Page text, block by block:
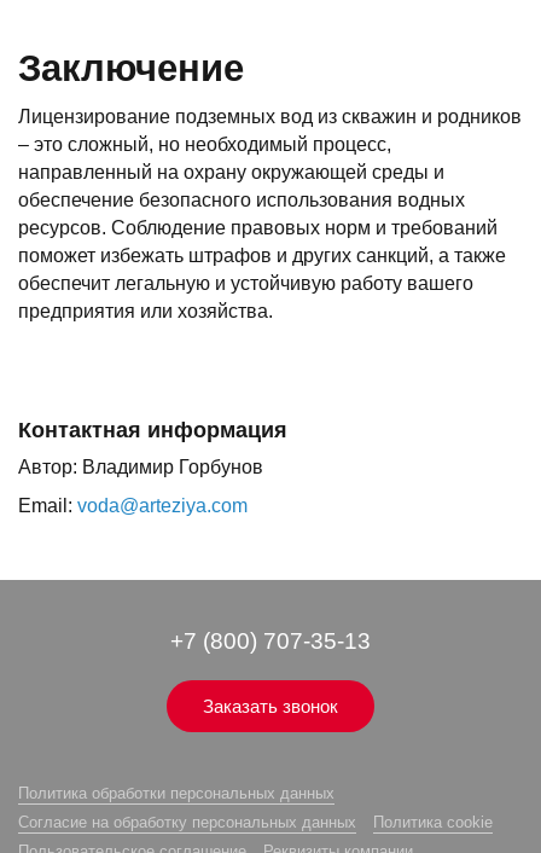
Заключение
Лицензирование подземных вод из скважин и родников
– это сложный, но необходимый процесс,
направленный на охрану окружающей среды и
обеспечение безопасного использования водных
ресурсов. Соблюдение правовых норм и требований
поможет избежать штрафов и других санкций, а также
обеспечит легальную и устойчивую работу вашего
предприятия или хозяйства.
Контактная информация
Автор: Владимир Горбунов
Email: voda@arteziya.com
+7 (800) 707-35-13
Заказать звонок
Политика обработки персональных данных
Согласие на обработку персональных данных
Политика cookie